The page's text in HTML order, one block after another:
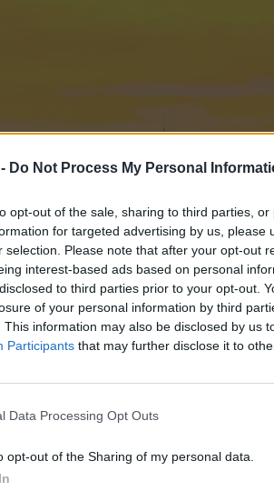
Do Not Process My Personal
opt-out of the sale, sharing to third parties,
for targeted advertising by us, please
selection. Please note that after your opt-out
interest-based ads based on personal
to third parties prior to your opt-out.
of your personal information by third
This information may also be disclosed by us
Participants that may further disclose it to
Data Processing Opt Outs
opt-out of the Sharing of my personal data.